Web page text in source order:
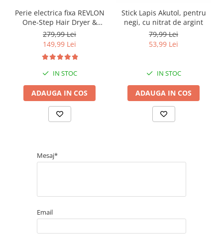
Perie electrica fixa REVLON
One-Step Hair Dryer &
Volumizer, RVDR5222E2,
pentru par mediu si lung
279,99 Lei
149,99 Lei
IN STOC
ADAUGA IN COS
Stick Lapis Akutol, pentru
negi, cu nitrat de argint
79,99 Lei
53,99 Lei
IN STOC
ADAUGA IN COS
Mesaj*
Email